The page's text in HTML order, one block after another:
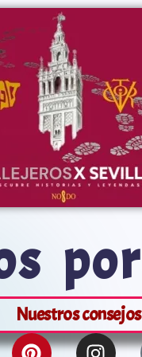
por
Nuestros consejos